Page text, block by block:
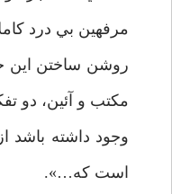
مرفهين بي درد
روشن ساختن اين
مكتب و آئين، دو
وجود داشته باشد
است كه…».